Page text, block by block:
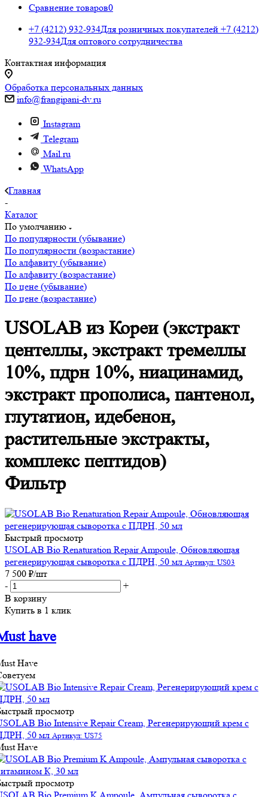
Сравнение товаров0
+7 (4212) 932-934Для розничных покупателей +7 (4212)
932-934Для оптового сотрудничества
Контактная информация
Обработка персональных данных
info@frangipani-dv.ru
Instagram
Telegram
Mail.ru
WhatsApp
Главная
-
Каталог
По умолчанию
По популярности (убывание)
По популярности (возрастание)
По алфавиту (убывание)
По алфавиту (возрастание)
По цене (убывание)
По цене (возрастание)
USOLAB из Кореи (экстракт
центеллы, экстракт тремеллы
10%, пдрн 10%, ниацинамид,
экстракт прополиса, пантенол,
глутатион, идебенон,
растительные экстракты,
комплекс пептидов)
Фильтр
Быстрый просмотр
USOLAB Bio Renaturation Repair Ampoule, Обновляющая
регенерирующая сыворотка с ПДРН, 50 мл Артикул: US03
7 500 ₽/шт
-
+
В корзину
Купить в 1 клик
have
Have
просмотр
Bio Intensive Repair Cream, Регенерирующий крем с
50 мл Артикул: US75
Have
просмотр
Bio Premium K Ampoule, Ампульная сыворотка с